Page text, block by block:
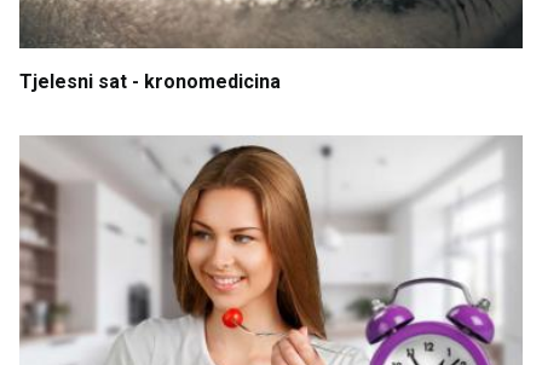
Tjelesni sat - kronomedicina